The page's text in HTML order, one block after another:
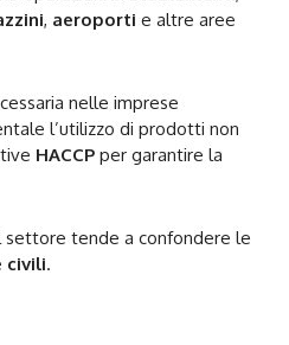
, aeroporti e altre aree
nelle imprese
l’utilizzo di prodotti non
HACCP per garantire la
settore tende a confondere le
civili.